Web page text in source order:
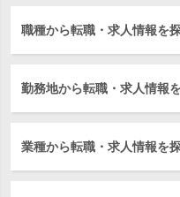
職種から転職・求人情報を
勤務地から転職・求人情報
業種から転職・求人情報を